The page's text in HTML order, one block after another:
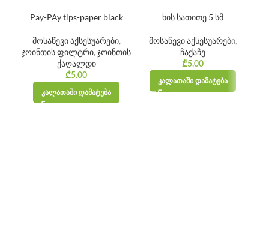
Pay-PAy tips-paper black
მოსაწევი აქსესუარები,
ჯოინთის ფილტრი,ჯოინთის
ქაღალდი
₾5.00
ᲙᲐᲚᲐᲗᲐᲨᲘ ᲓᲐᲛᲐᲢᲔᲑᲐ
ხის სათითე 5 სმ
მოსაწევი აქსესუარები,
ჩაქაჩე
₾5.00
ᲙᲐᲚᲐᲗᲐᲨᲘ ᲓᲐᲛᲐᲢᲔᲑᲐ